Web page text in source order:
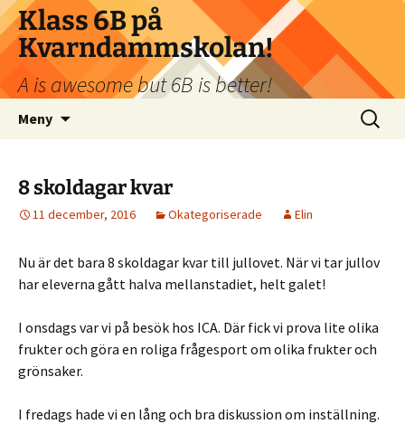
Klass 6B på
Kvarndammskolan!
A is awesome but 6B is better!
Meny
Sök
efter:
8 skoldagar kvar
11 december, 2016 Okategoriserade Elin
Nu är det bara 8 skoldagar kvar till jullovet. När vi tar jullov
har eleverna gått halva mellanstadiet, helt galet!
I onsdags var vi på besök hos ICA. Där fick vi prova lite olika
frukter och göra en roliga frågesport om olika frukter och
grönsaker.
I fredags hade vi en lång och bra diskussion om inställning.